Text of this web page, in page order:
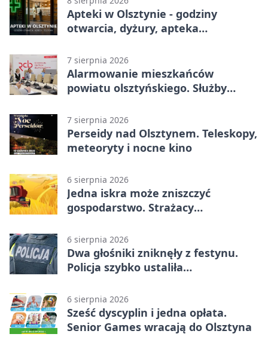
Apteki w Olsztynie - godziny
otwarcia, dyżury, apteka
7 sierpnia 2026
Alarmowanie mieszkańców
powiatu olsztyńskiego. Służby
7 sierpnia 2026
Perseidy nad Olsztynem. Teleskopy,
meteoryty i nocne kino
6 sierpnia 2026
Jedna iskra może zniszczyć
gospodarstwo. Strażacy
6 sierpnia 2026
Dwa głośniki zniknęły z festynu.
Policja szybko ustaliła
6 sierpnia 2026
Sześć dyscyplin i jedna opłata.
Senior Games wracają do Olsztyna